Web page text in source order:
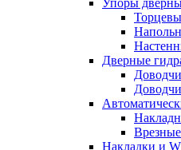
Дверные
Накладки и